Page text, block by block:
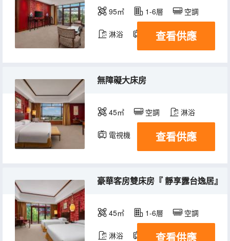
95㎡ 1-6層 空調
淋浴 電視機 冰箱
查看供應
無障礙大床房
45㎡ 空調 淋浴
電視機 冰箱
查看供應
豪華客房雙床房『 靜享露台逸居』
45㎡ 1-6層 空調
淋浴 電視機 冰箱
查看供應